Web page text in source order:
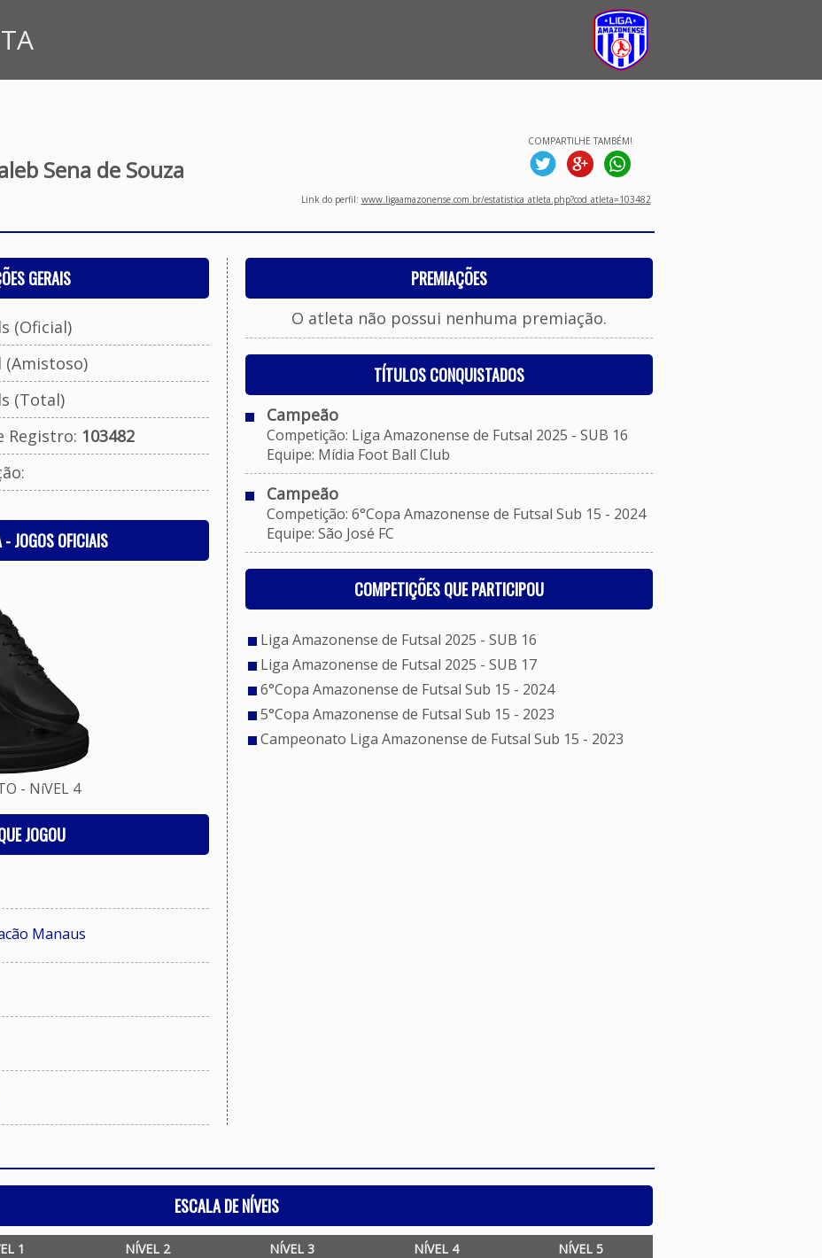
Sena de Souza
COMPARTILHE TAMBÉM!
Link do perfil: www.ligaamazonense.com.br/estatistica_atleta.php?cod_atleta=103482
GERAIS
(Oficial)
(Total)
Registro: 103482
- JOGOS OFICIAIS
- NíVEL 4
JOGOU
Manaus
PREMIAÇÕES
O atleta não possui nenhuma premiação.
TÍTULOS CONQUISTADOS
Campeão
Competição: Liga Amazonense de Futsal 2025 - SUB 16
Equipe: Mídia Foot Ball Club
Campeão
Competição: 6°Copa Amazonense de Futsal Sub 15 - 2024
Equipe: São José FC
COMPETIÇÕES QUE PARTICIPOU
Liga Amazonense de Futsal 2025 - SUB 16
Liga Amazonense de Futsal 2025 - SUB 17
6°Copa Amazonense de Futsal Sub 15 - 2024
5°Copa Amazonense de Futsal Sub 15 - 2023
Campeonato Liga Amazonense de Futsal Sub 15 - 2023
ESCALA DE NÍVEIS
1 NÍVEL 2 NÍVEL 3 NÍVEL 4 NÍVEL 5